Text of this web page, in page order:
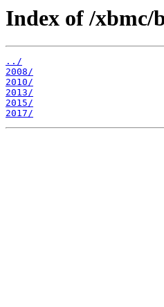
Index of /xbmc/
../
2008/
2010/
2013/
2015/
2017/